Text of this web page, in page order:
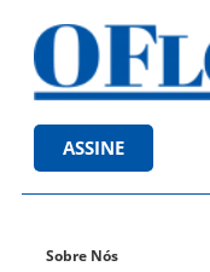
ASSINE
Sobre Nós